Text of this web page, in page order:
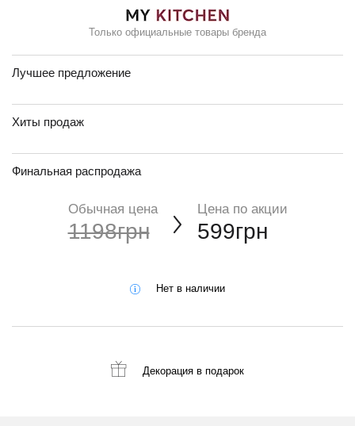
Только официальные товары бренда
Лучшее предложение
Хиты продаж
Финальная распродажа
Обычная цена
1198грн
Цена по акции
599грн
Нет в наличии
Декорация в подарок